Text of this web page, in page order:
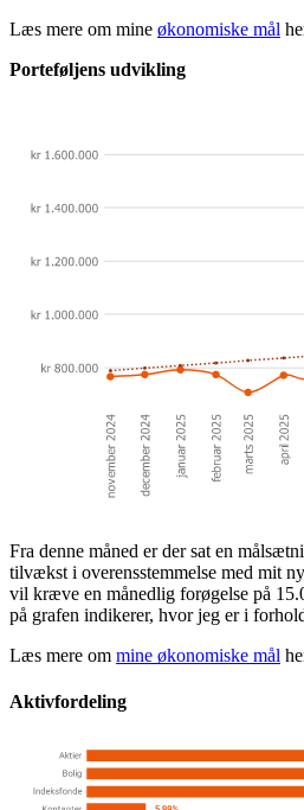
Læs mere om mine økonomiske mål
Porteføljens udvikling
Fra denne måned er der sat en
tilvækst i overensstemmelse med mit
vil kræve en månedlig forøgelse på
på grafen indikerer, hvor jeg er i
Læs mere om mine økonomiske mål
Aktivfordeling